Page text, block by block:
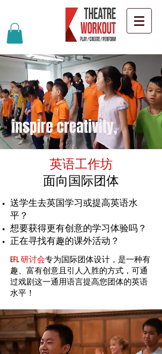
英语工作坊
面向国际团体
送学生去英国学习或提高英语水
平？
想要获得更有创意的学习体验吗？
正在寻找有趣的课外活动？
EFL 研讨会专为国际团体设计，是一种有
趣、富有创意且引人入胜的方式，可通
过戏剧这一通用语言提高您团体的英语
水平！